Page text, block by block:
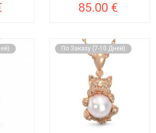
85.00 €
По Заказу (7-10 Дней)